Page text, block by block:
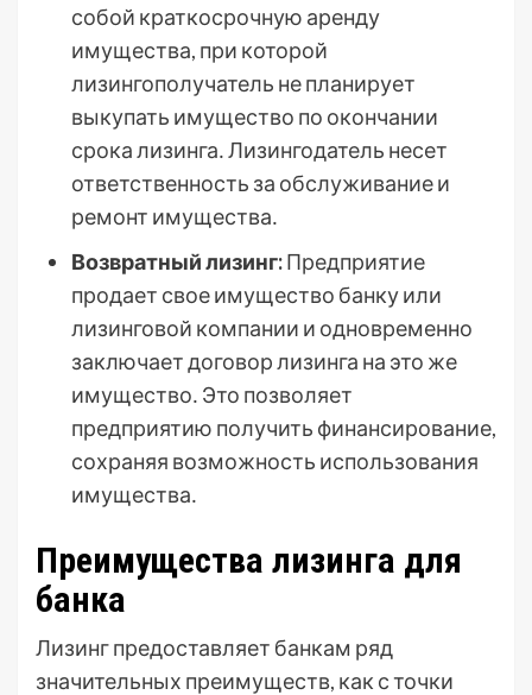
собой краткосрочную аренду
имущества, при которой
лизингополучатель не планирует
выкупать имущество по окончании
срока лизинга․ Лизингодатель несет
ответственность за обслуживание и
ремонт имущества․
Возвратный лизинг:Предприятие
продает свое имущество банку или
лизинговой компании и одновременно
заключает договор лизинга на это же
имущество․ Это позволяет
предприятию получить финансирование,
сохраняя возможность использования
имущества․
Преимущества лизинга для
банка
Лизинг предоставляет банкам ряд
значительных преимуществ, как с точки